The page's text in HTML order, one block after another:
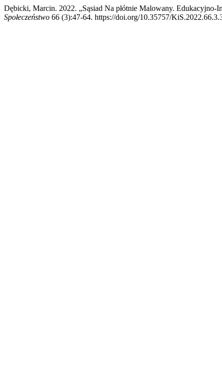
Dębicki, Marcin. 2022. „Sąsiad Na płótnie Malowany.
Społeczeństwo 66 (3):47-64. https://doi.org/10.35757/